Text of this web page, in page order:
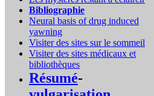
Bibliographie
Neural basis of drug induced
yawning
Visiter des sites sur le sommeil
Visiter des sites médicaux et
bibliothèques
Résumé-